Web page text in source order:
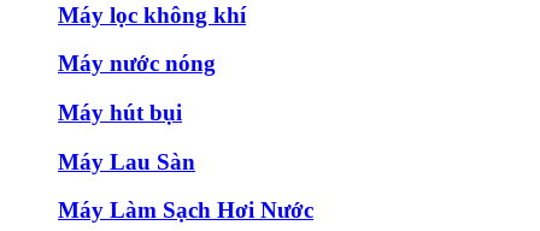
Máy lọc không khí
Máy nước nóng
Máy hút bụi
Máy Lau Sàn
Máy Làm Sạch Hơi Nước